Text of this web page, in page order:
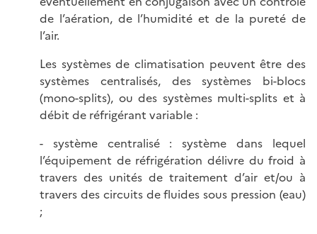
de l’aération, de l’humidité et de la pureté de
l’air.
Les systèmes de climatisation peuvent être des
systèmes centralisés, des systèmes bi-blocs
(mono-splits), ou des systèmes multi-splits et à
débit de réfrigérant variable :
- système centralisé : système dans lequel
l’équipement de réfrigération délivre du froid à
travers des unités de traitement d’air et/ou à
travers des circuits de fluides sous pression (eau)
;